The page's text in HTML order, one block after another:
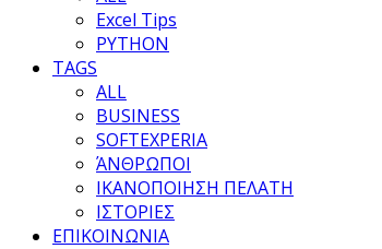
Excel Tips
PYTHON
TAGS
ALL
BUSINESS
SOFTEXPERIA
ΆΝΘΡΩΠΟΙ
ΙΚΑΝΟΠΟΙΗΣΗ ΠΕΛΑΤΗ
ΙΣΤΟΡΙΕΣ
ΕΠΙΚΟΙΝΩΝΙΑ